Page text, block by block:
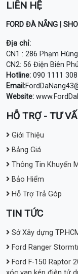
LIÊN HỆ
FORD ĐÀ NẴNG |
Địa chỉ:
CN1 : 286 Phạm
CN2: 56 Điện Biên
Hotline: 090 1111 308
Email:
Website:
HỖ TRỢ - TƯ
Giới Thiệu
Bảng Giá
Thông Tin Khuyến
Bảo Hiểm
Hỗ Trợ Trả Góp
TIN TỨC
Sở Xây dựng
Ford Ranger
Ford F-150 Raptor